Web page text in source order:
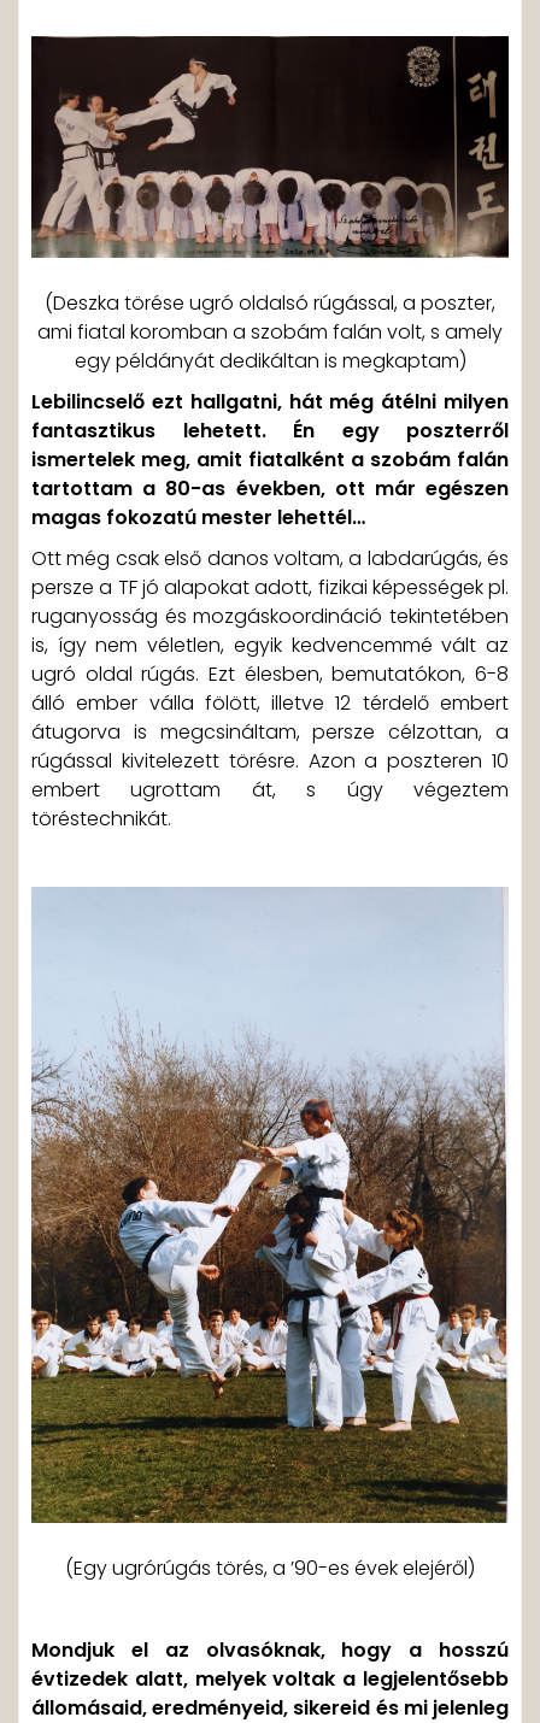
(Deszka törése ugró oldalsó rúgással, a poszter,
ami fiatal koromban a szobám falán volt, s amely
egy példányát dedikáltan is megkaptam)
Lebilincselő ezt hallgatni, hát még átélni milyen
fantasztikus lehetett. Én egy poszterről
ismertelek meg, amit fiatalként a szobám falán
tartottam a 80-as években, ott már egészen
magas fokozatú mester lehettél…
Ott még csak első danos voltam, a labdarúgás, és
persze a TF jó alapokat adott, fizikai képességek pl.
ruganyosság és mozgáskoordináció tekintetében
is, így nem véletlen, egyik kedvencemmé vált az
ugró oldal rúgás. Ezt élesben, bemutatókon, 6-8
álló ember válla fölött, illetve 12 térdelő embert
átugorva is megcsináltam, persze célzottan, a
rúgással kivitelezett törésre. Azon a poszteren 10
embert ugrottam át, s úgy végeztem
töréstechnikát.
(Egy ugrórúgás törés, a ’90-es évek elejéről)
Mondjuk el az olvasóknak, hogy a hosszú
évtizedek alatt, melyek voltak a legjelentősebb
állomásaid, eredményeid, sikereid és mi jelenleg